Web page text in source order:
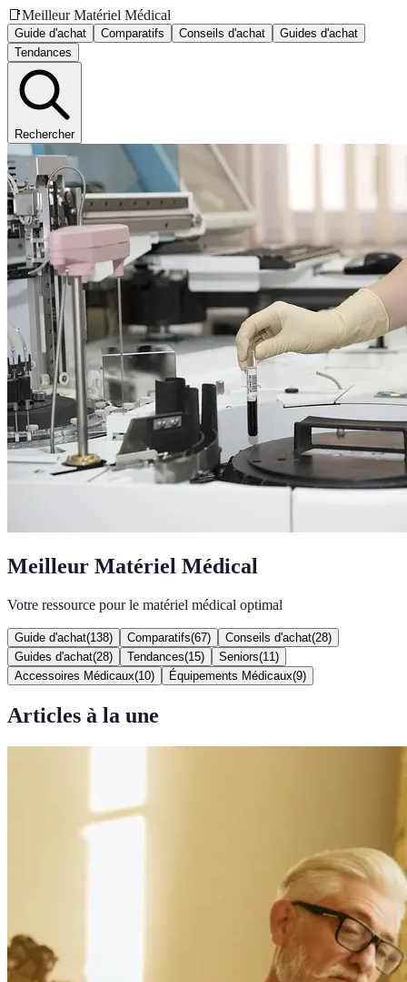
📑Meilleur Matériel Médical
Guide d'achat Comparatifs Conseils d'achat
Guides d'achat
Tendances
Rechercher
Meilleur Matériel Médical
Votre ressource pour le matériel médical optimal
Guide d'achat(138) Comparatifs(67) Conseils d'achat(28)
Guides d'achat(28) Tendances(15) Seniors(11 )
Accessoires Médicaux(10) Équipements Médicaux(9)
Articles à la une